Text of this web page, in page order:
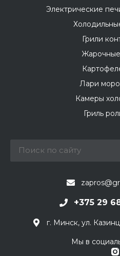
Электрические
Грили
Лари
Камеры
Гриль
+375 29
г. Минск, ул.
Мы в